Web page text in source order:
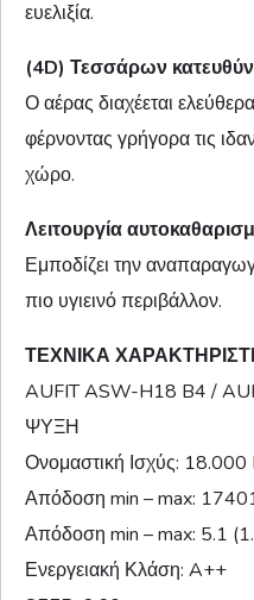
ευελιξία.
(4D) Τεσσάρων
Ο αέρας διαχέεται
φέρνοντας γρήγορα τις
χώρο.
Λειτουργία
Εμποδίζει την
πιο υγιεινό περιβάλλον.
ΤΕΧΝΙΚΑ
AUFIT ASW-H18 B4 /
ΨΥΞΗ
Ονομαστική Ισχύς: 18.000
Απόδοση min – max:
Απόδοση min – max: 5.1
Ενεργειακή Κλάση: A++